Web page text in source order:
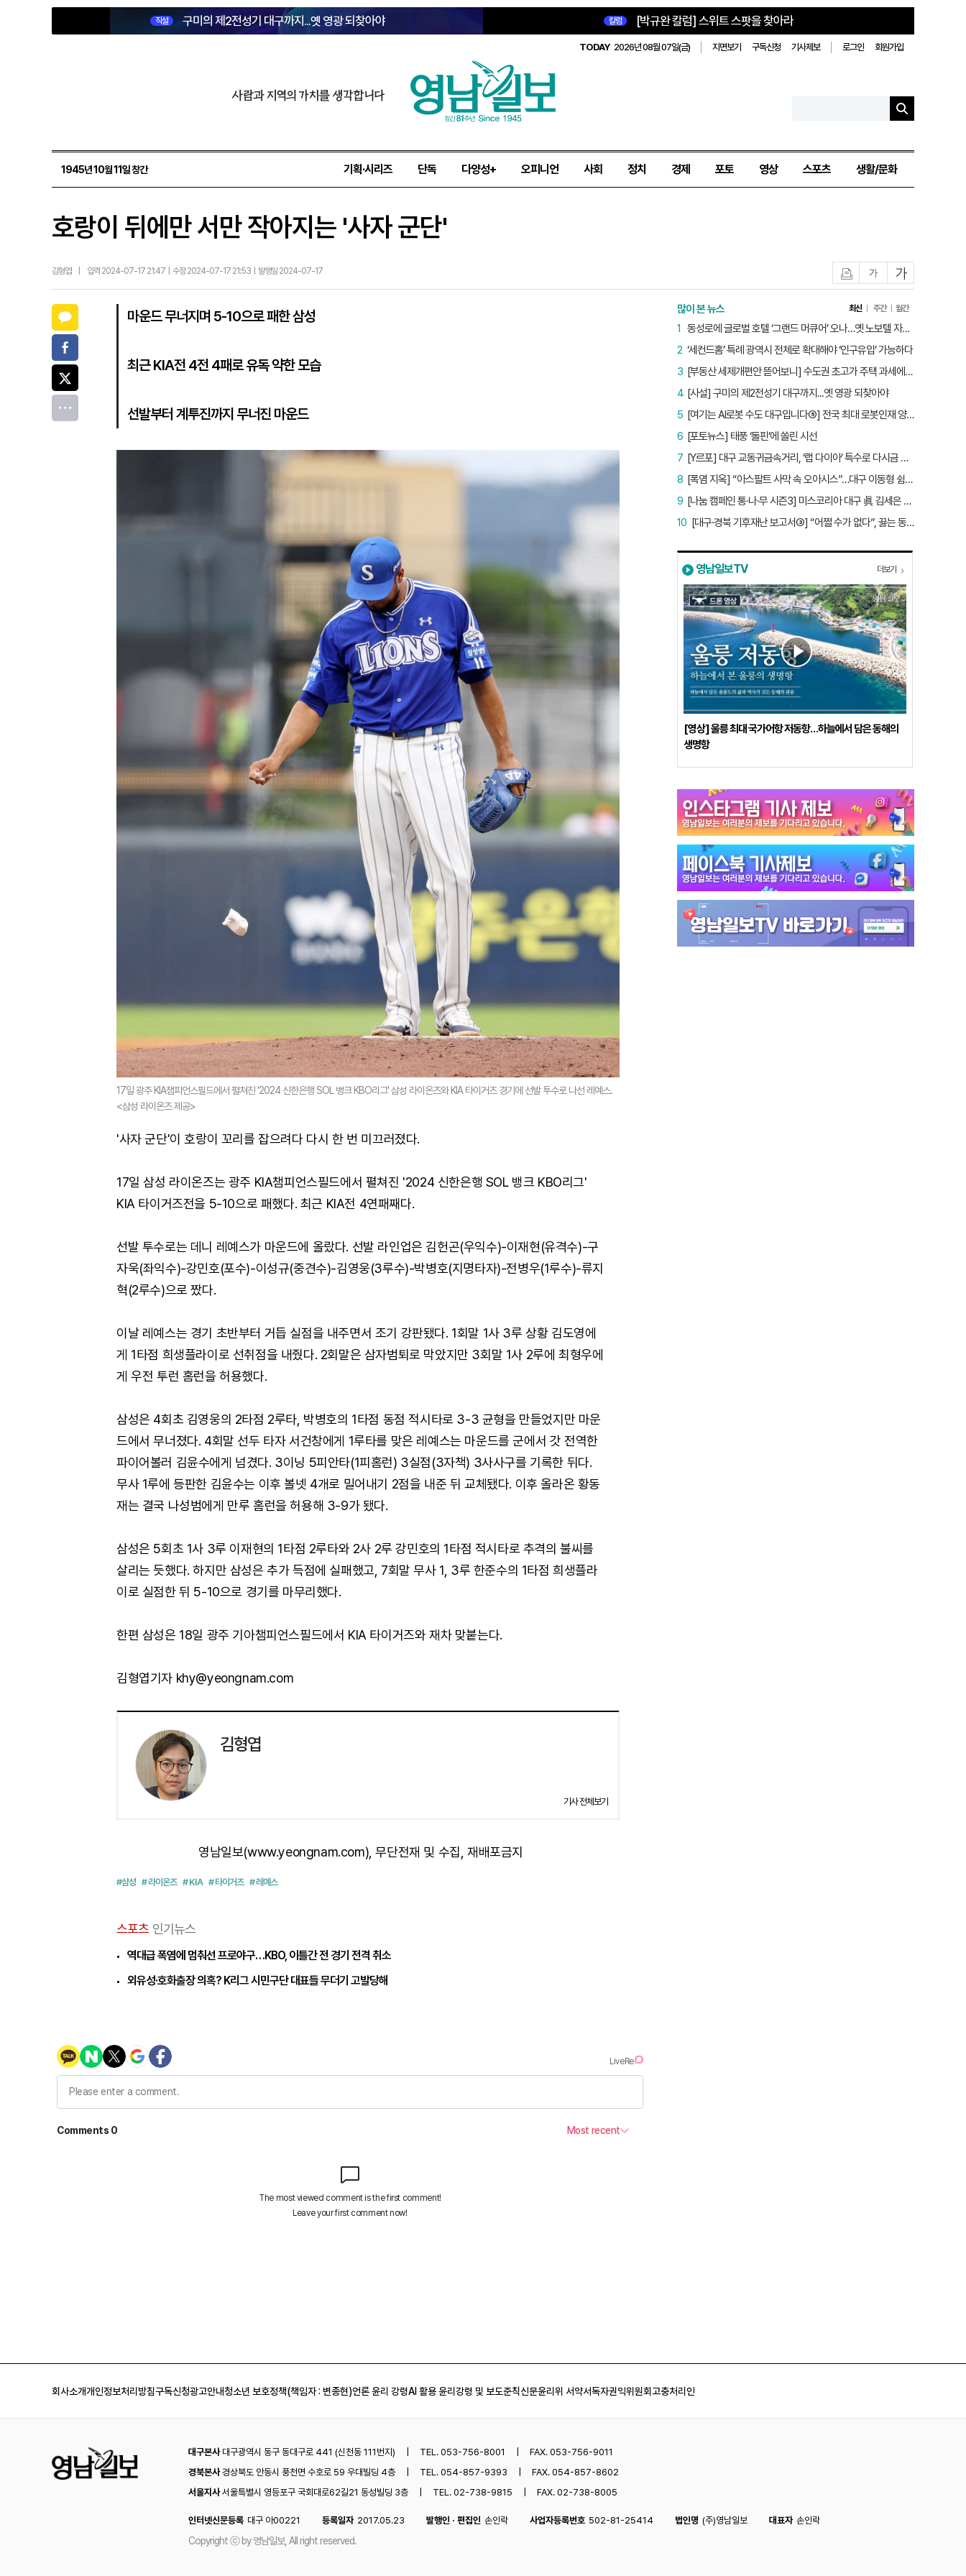
직설 구미의 제2전성기 대구까지...옛 영광 되찾아야 칼럼 [박규완 칼럼] 스위트 스팟을 찾아라
TODAY 2026년 08월 07일(금) 지면보기 구독신청 기사제보 로그인 회원가입
사람과 지역의 가치를 생각합니다
1945년 10월 11일 창간 기획·시리즈 단독 다양성+ 오피니언 사회 정치 경제 포토 영상 스포츠 생활/문화
호랑이 뒤에만 서만 작아지는 '사자 군단'
김형엽 입력 2024-07-17 21:47 | 수정 2024-07-17 21:53 | 발행일 2024-07-17 글자작게글자크게
마운드 무너지며 5-10으로 패한 삼성
최근 KIA전 4전 4패로 유독 약한 모습
선발부터 계투진까지 무너진 마운드
17일 광주 KIA챔피언스필드에서 펼쳐진 '2024 신한은행 SOL 뱅크 KBO리그' 삼성 라이온즈와 KIA 타이거즈 경기에 선발 투수로 나선 레예스.
<삼성 라이온즈 제공>
'사자 군단'이 호랑이 꼬리를 잡으려다 다시 한 번 미끄러졌다.
17일 삼성 라이온즈는 광주 KIA챔피언스필드에서 펼쳐진 '2024 신한은행 SOL 뱅크 KBO리그'
KIA 타이거즈전을 5-10으로 패했다. 최근 KIA전 4연패째다.
선발 투수로는 데니 레예스가 마운드에 올랐다. 선발 라인업은 김헌곤(우익수)-이재현(유격수)-구
자욱(좌익수)-강민호(포수)-이성규(중견수)-김영웅(3루수)-박병호(지명타자)-전병우(1루수)-류지
혁(2루수)으로 짰다.
이날 레예스는 경기 초반부터 거듭 실점을 내주면서 조기 강판됐다. 1회말 1사 3루 상황 김도영에
게 1타점 희생플라이로 선취점을 내줬다. 2회말은 삼자범퇴로 막았지만 3회말 1사 2루에 최형우에
게 우전 투런 홈런을 허용했다.
삼성은 4회초 김영웅의 2타점 2루타, 박병호의 1타점 동점 적시타로 3-3 균형을 만들었지만 마운
드에서 무너졌다. 4회말 선두 타자 서건창에게 1루타를 맞은 레예스는 마운드를 군에서 갓 전역한
파이어볼러 김윤수에게 넘겼다. 3이닝 5피안타(1피홈런) 3실점(3자책) 3사사구를 기록한 뒤다.
무사 1루에 등판한 김윤수는 이후 볼넷 4개로 밀어내기 2점을 내준 뒤 교체됐다. 이후 올라온 황동
재는 결국 나성범에게 만루 홈런을 허용해 3-9가 됐다.
삼성은 5회초 1사 3루 이재현의 1타점 2루타와 2사 2루 강민호의 1타점 적시타로 추격의 불씨를
살리는 듯했다. 하지만 삼성은 추가 득점에 실패했고, 7회말 무사 1, 3루 한준수의 1타점 희생플라
이로 실점한 뒤 5-10으로 경기를 마무리했다.
한편 삼성은 18일 광주 기아챔피언스필드에서 KIA 타이거즈와 재차 맞붙는다.
김형엽기자 khy@yeongnam.com
김형엽
기사 전체보기
영남일보(www.yeongnam.com), 무단전재 및 수집, 재배포금지
#삼성 # 라이온즈 # KIA # 타이거즈 # 레예스
스포츠 인기뉴스
역대급 폭염에 멈춰선 프로야구…KBO, 이틀간 전 경기 전격 취소
외유성·호화출장 의혹? K리그 시민구단 대표들 무더기 고발당해
많이 본 뉴스 최신 주간 월간
동성로에 글로벌 호텔 ‘그랜드 머큐어’ 오나…옛 노보텔 자리 사무실 개설
1
‘세컨드홈’ 특례 광역시 전체로 확대해야 ‘인구유입’ 가능하다
2
[부동산 세제개편안 뜯어보니] 수도권 초고가 주택 과세에만 초점…침체된 지방 부동산 대책은 없다
3
[사설] 구미의 제2전성기 대구까지...옛 영광 되찾아야
4
[여기는 AI로봇 수도 대구입니다⑤] 전국 최대 로봇인재 양성소…“대구산업 맞춤형 교육과정 만들자”
5
[포토뉴스] 태풍 ‘돌핀’에 쏠린 시선
6
[Y르포] 대구 교동귀금속거리, ‘랩 다이아’ 특수로 다시금 활기…“반짝 인기 의존 않는 지속 가능 성장 동력 마련해야”
7
[폭염 지옥] “아스팔트 사막 속 오아시스”…대구 이동형 쉼터 버스 ‘북적’, 지하철역도 ‘바글’
8
[나눔 캠페인 통·나·무 시즌3] 미스코리아 대구 眞 김세은 “내가 받은 응원, 다음 사람에게”
9
[대구·경북 기후재난 보고서③] “어쩔 수가 없다”, 끓는 동해…‘절멸 위기’ 경북 수산업
10
영남일보TV 더보기
[영상] 울릉 최대 국가어항 저동항…하늘에서 담은 동해의
생명항
회사소개개인정보처리방침구독신청광고안내청소년 보호정책(책임자 : 변종현)언론 윤리 강령AI 활용 윤리강령 및 보도준칙신문윤리위 서약서독자권익위원회고충처리인
대구본사대구광역시 동구 동대구로 441 (신천동 111번지) TEL. 053-756-8001
FAX. 053-756-9011
경북본사경상북도 안동시 풍천면 수호로 59 우대빌딩 4층 TEL. 054-857-9393
FAX. 054-857-8602
서울지사서울특별시 영등포구 국회대로62길21 동성빌딩 3층 TEL. 02-738-9815 FAX. 02-738-8005
인터넷신문등록 대구 아00221 등록일자 2017.05.23 발행인 · 편집인 손인락 사업자등록번호 502-81-25414 법인명 (주)영남일보 대표자 손인락
Copyright ⓒ by 영남일보, All right reserved.